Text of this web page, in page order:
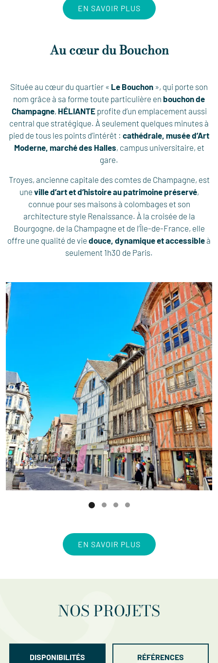
EN SAVOIR PLUS
Au cœur du Bouchon
Située au cœur du quartier « Le Bouchon », qui porte son
nom grâce à sa forme toute particulière en bouchon de
Champagne, HÉLIANTE profite d’un emplacement aussi
central que stratégique. À seulement quelques minutes à
pied de tous les points d’intérêt : cathédrale, musée d’Art
Moderne, marché des Halles, campus universitaire, et
gare.
Troyes, ancienne capitale des comtes de Champagne, est
une ville d’art et d’histoire au patrimoine préservé,
connue pour ses maisons à colombages et son
architecture style Renaissance. À la croisée de la
Bourgogne, de la Champagne et de l’Île-de-France, elle
offre une qualité de vie douce, dynamique et accessible à
seulement 1h30 de Paris.
EN SAVOIR PLUS
NOS PROJETS
DISPONIBILITÉS RÉFÉRENCES